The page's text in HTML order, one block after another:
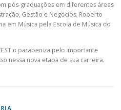
pós-graduações em diferentes áreas
Gestão e Negócios, Roberto
em Música pela Escola de Música do
o parabeniza pelo importante
nessa nova etapa de sua carreira.